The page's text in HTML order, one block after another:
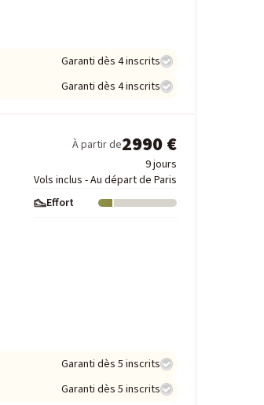
Garanti dès 4 inscrits
Garanti dès 4 inscrits
À partir de2990 €
9 jours
Vols inclus - Au départ de Paris
Effort
Niveau : 1
Garanti dès 5 inscrits
Garanti dès 5 inscrits